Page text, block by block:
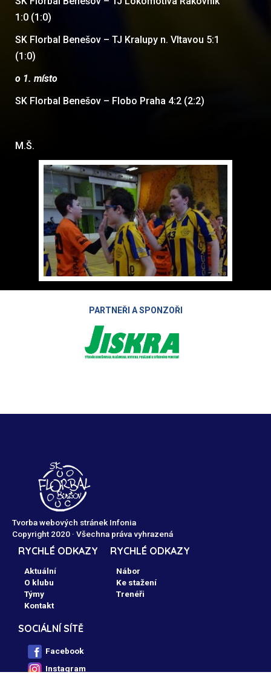
1:0 (1:0)
SK Florbal Benešov – TJ Kralupy n. Vltavou 5:1
(1:0)
o 1. místo
SK Florbal Benešov – Flobo Praha 4:2 (2:2)
M.Š.
PARTNEŘI A SPONZOŘI
Tvorba webových stránek Infonia
Copyright 2020 · Všechna práva vyhrazená
RYCHLÉ ODKAZY
Aktuální
O klubu
Týmy
Kontakt
RYCHLÉ ODKAZY
Nábor
Ke stažení
Trenéři
SOCIÁLNÍ SÍTĚ
Facebook
Instagram